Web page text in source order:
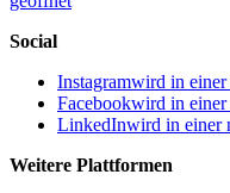
Social
Instagramwird in einer
Facebookwird in einer
LinkedInwird in einer
Weitere Plattformen